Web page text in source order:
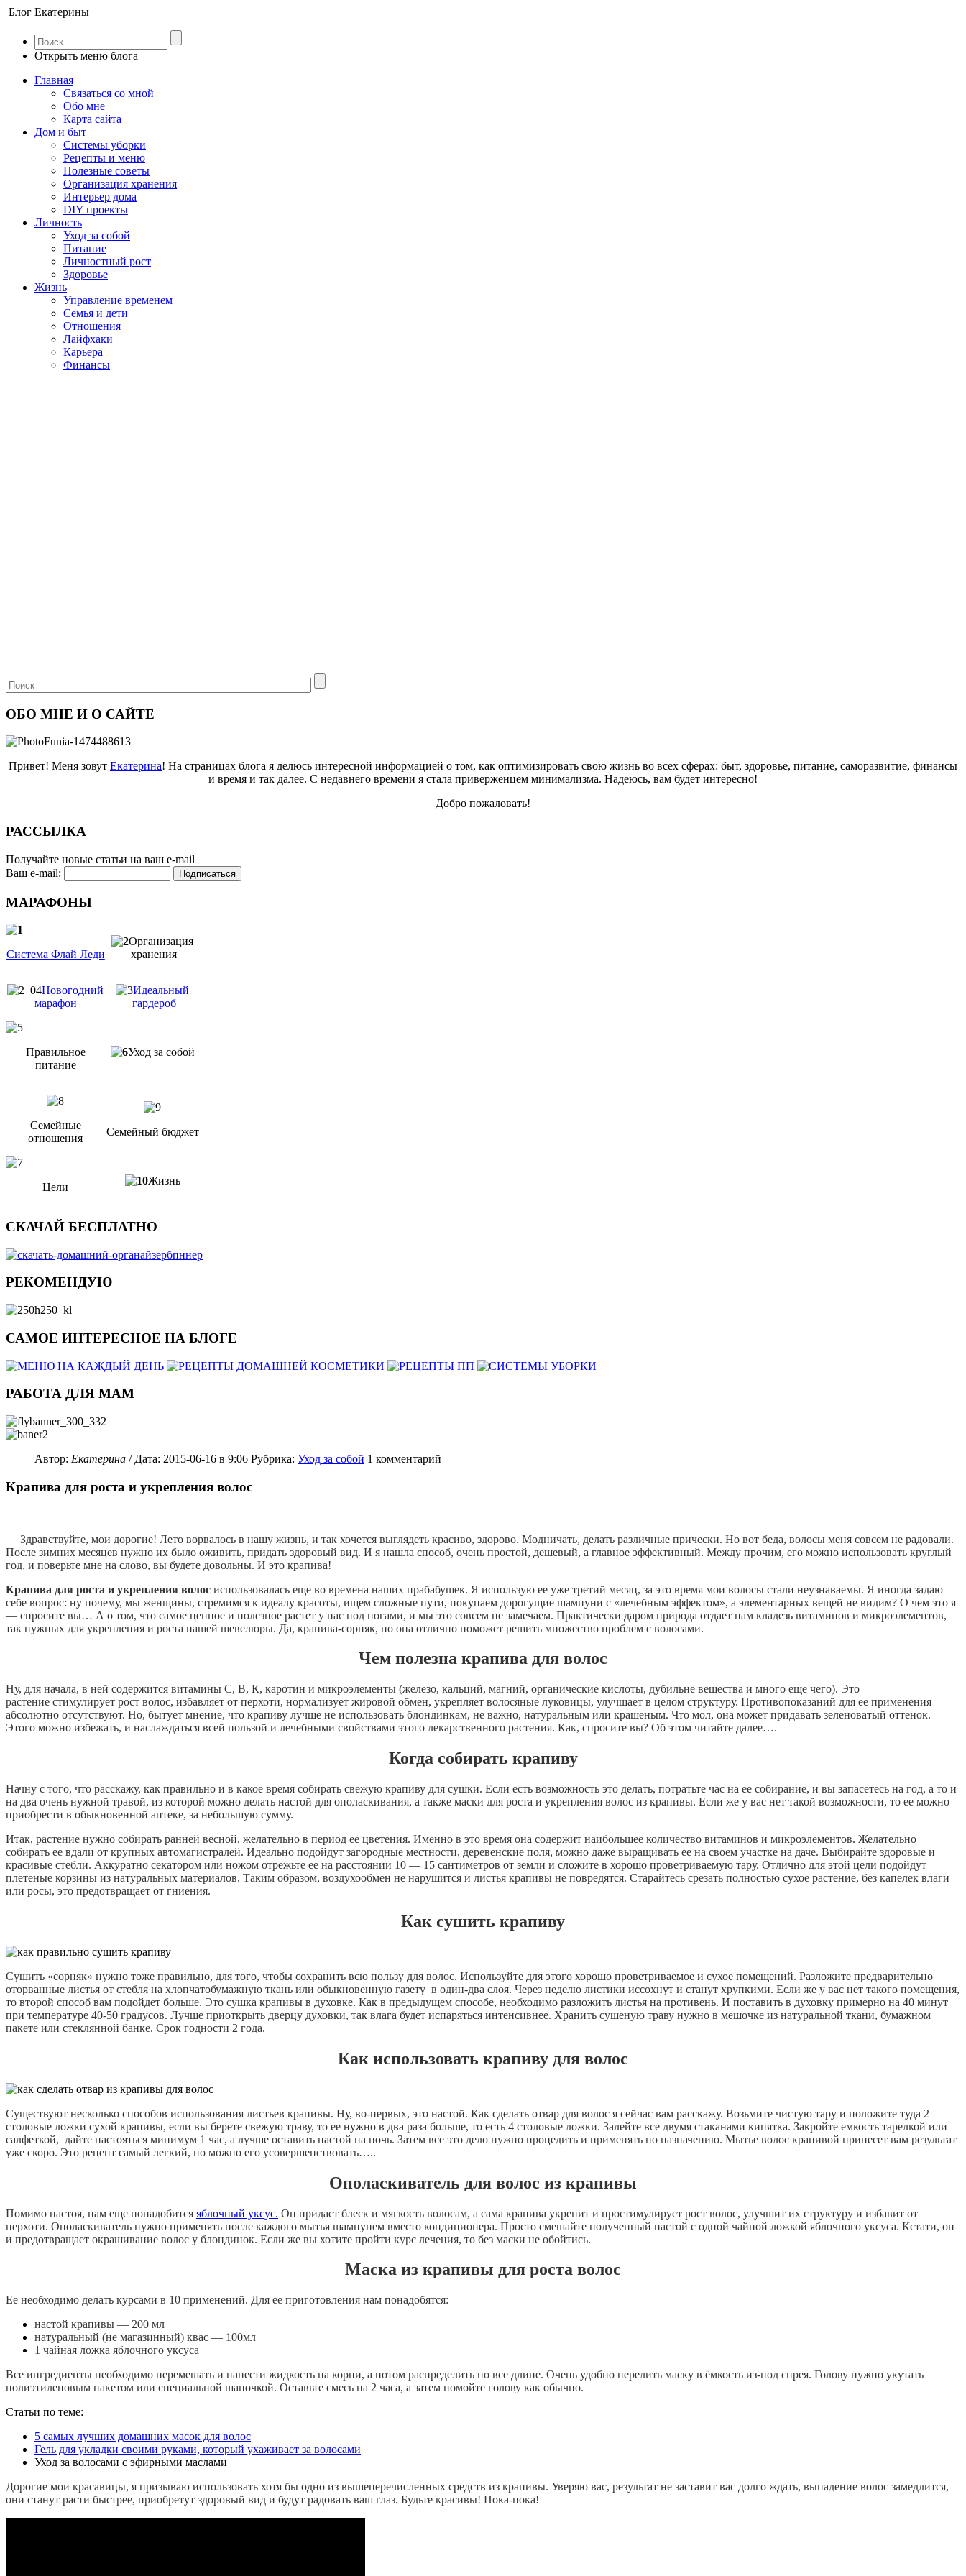
Блог Екатерины
Открыть меню блога
Главная
Связаться со мной
Обо мне
Карта сайта
Дом и быт
Системы уборки
Рецепты и меню
Полезные советы
Организация хранения
Интерьер дома
DIY проекты
Личность
Уход за собой
Питание
Личностный рост
Здоровье
Жизнь
Управление временем
Семья и дети
Отношения
Лайфхаки
Карьера
Финансы
ОБО МНЕ И О САЙТЕ
Привет! Меня зовут Екатерина! На страницах блога я делюсь интересной информацией о том, как оптимизировать свою жизнь во всех сферах: быт, здоровье, питание, саморазвитие, финансы
и время и так далее. С недавнего времени я стала приверженцем минимализма. Надеюсь, вам будет интересно!
Добро пожаловать!
РАССЫЛКА
Получайте новые статьи на ваш e-mail
Ваш e-mail:
МАРАФОНЫ
Система Флай Леди
Организация
хранения
Новогодний
марафон
Идеальный
гардероб
Правильное
питание
Уход за собой
Семейные
отношения
Семейный бюджет
Цели
Жизнь
СКАЧАЙ БЕСПЛАТНО
РЕКОМЕНДУЮ
САМОЕ ИНТЕРЕСНОЕ НА БЛОГЕ
РАБОТА ДЛЯ МАМ
Автор: Екатерина / Дата: 2015-06-16 в 9:06 Рубрика: Уход за собой 1 комментарий
Крапива для роста и укрепления волос
Здравствуйте, мои дорогие! Лето ворвалось в нашу жизнь, и так хочется выглядеть красиво, здорово. Модничать, делать различные прически. Но вот беда, волосы меня совсем не радовали.
После зимних месяцев нужно их было оживить, придать здоровый вид. И я нашла способ, очень простой, дешевый, а главное эффективный. Между прочим, его можно использовать круглый
год, и поверьте мне на слово, вы будете довольны. И это крапива!
Крапива для роста и укрепления волос использовалась еще во времена наших прабабушек. Я использую ее уже третий месяц, за это время мои волосы стали неузнаваемы. Я иногда задаю
себе вопрос: ну почему, мы женщины, стремимся к идеалу красоты, ищем сложные пути, покупаем дорогущие шампуни с «лечебным эффектом», а элементарных вещей не видим? О чем это я
— спросите вы… А о том, что самое ценное и полезное растет у нас под ногами, и мы это совсем не замечаем. Практически даром природа отдает нам кладезь витаминов и микроэлементов,
так нужных для укрепления и роста нашей шевелюры. Да, крапива-сорняк, но она отлично поможет решить множество проблем с волосами.
Чем полезна крапива для волос
Ну, для начала, в ней содержится витамины С, В, К, каротин и микроэлементы (железо, кальций, магний, органические кислоты, дубильне вещества и много еще чего). Это
растение стимулирует рост волос, избавляет от перхоти, нормализует жировой обмен, укрепляет волосяные луковицы, улучшает в целом структуру. Противопоказаний для ее применения
абсолютно отсутствуют. Но, бытует мнение, что крапиву лучше не использовать блондинкам, не важно, натуральным или крашеным. Что мол, она может придавать зеленоватый оттенок.
Этого можно избежать, и наслаждаться всей пользой и лечебными свойствами этого лекарственного растения. Как, спросите вы? Об этом читайте далее….
Когда собирать крапиву
Начну с того, что расскажу, как правильно и в какое время собирать свежую крапиву для сушки. Если есть возможность это делать, потратьте час на ее собирание, и вы запасетесь на год, а то и
на два очень нужной травой, из которой можно делать настой для ополаскивания, а также маски для роста и укрепления волос из крапивы. Если же у вас нет такой возможности, то ее можно
приобрести в обыкновенной аптеке, за небольшую сумму.
Итак, растение нужно собирать ранней весной, желательно в период ее цветения. Именно в это время она содержит наибольшее количество витаминов и микроэлементов. Желательно
собирать ее вдали от крупных автомагистралей. Идеально подойдут загородные местности, деревенские поля, можно даже выращивать ее на своем участке на даче. Выбирайте здоровые и
красивые стебли. Аккуратно секатором или ножом отрежьте ее на расстоянии 10 — 15 сантиметров от земли и сложите в хорошо проветриваемую тару. Отлично для этой цели подойдут
плетеные корзины из натуральных материалов. Таким образом, воздухообмен не нарушится и листья крапивы не повредятся. Старайтесь срезать полностью сухое растение, без капелек влаги
или росы, это предотвращает от гниения.
Как сушить крапиву
Сушить «сорняк» нужно тоже правильно, для того, чтобы сохранить всю пользу для волос. Используйте для этого хорошо проветриваемое и сухое помещений. Разложите предварительно
оторванные листья от стебля на хлопчатобумажную ткань или обыкновенную газету в один-два слоя. Через неделю листики иссохнут и станут хрупкими. Если же у вас нет такого помещения,
то второй способ вам подойдет больше. Это сушка крапивы в духовке. Как в предыдущем способе, необходимо разложить листья на противень. И поставить в духовку примерно на 40 минут
при температуре 40-50 градусов. Лучше приоткрыть дверцу духовки, так влага будет испаряться интенсивнее. Хранить сушеную траву нужно в мешочке из натуральной ткани, бумажном
пакете или стеклянной банке. Срок годности 2 года.
Как использовать крапиву для волос
Существуют несколько способов использования листьев крапивы. Ну, во-первых, это настой. Как сделать отвар для волос я сейчас вам расскажу. Возьмите чистую тару и положите туда 2
столовые ложки сухой крапивы, если вы берете свежую траву, то ее нужно в два раза больше, то есть 4 столовые ложки. Залейте все двумя стаканами кипятка. Закройте емкость тарелкой или
салфеткой, дайте настояться минимум 1 час, а лучше оставить настой на ночь. Затем все это дело нужно процедить и применять по назначению. Мытье волос крапивой принесет вам результат
уже скоро. Это рецепт самый легкий, но можно его усовершенствовать…..
Ополаскиватель для волос из крапивы
Помимо настоя, нам еще понадобится яблочный уксус. Он придаст блеск и мягкость волосам, а сама крапива укрепит и простимулирует рост волос, улучшит их структуру и избавит от
перхоти. Ополаскиватель нужно применять после каждого мытья шампунем вместо кондиционера. Просто смешайте полученный настой с одной чайной ложкой яблочного уксуса. Кстати, он
и предотвращает окрашивание волос у блондинок. Если же вы хотите пройти курс лечения, то без маски не обойтись.
Маска из крапивы для роста волос
Ее необходимо делать курсами в 10 применений. Для ее приготовления нам понадобятся:
настой крапивы — 200 мл
натуральный (не магазинный) квас — 100мл
1 чайная ложка яблочного уксуса
Все ингредиенты необходимо перемешать и нанести жидкость на корни, а потом распределить по все длине. Очень удобно перелить маску в ёмкость из-под спрея. Голову нужно укутать
полиэтиленовым пакетом или специальной шапочкой. Оставьте смесь на 2 часа, а затем помойте голову как обычно.
Статьи по теме:
5 самых лучших домашних масок для волос
Гель для укладки своими руками, который ухаживает за волосами
Уход за волосами с эфирными маслами
Дорогие мои красавицы, я призываю использовать хотя бы одно из вышеперечисленных средств из крапивы. Уверяю вас, результат не заставит вас долго ждать, выпадение волос замедлится,
они станут расти быстрее, приобретут здоровый вид и будут радовать ваш глаз. Будьте красивы! Пока-пока!